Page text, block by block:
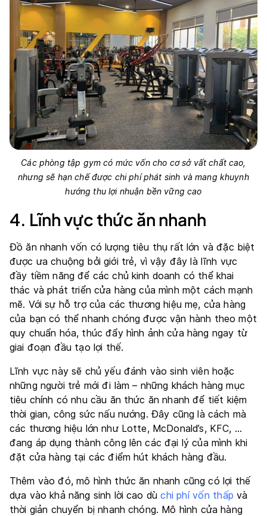
Các phòng tập gym có mức vốn cho cơ sở vất chất cao,
nhưng sẽ hạn chế được chi phí phát sinh và mang khuynh
hướng thu lợi nhuận bền vững cao
4. Lĩnh vực thức ăn nhanh
Đồ ăn nhanh vốn có lượng tiêu thụ rất lớn và đặc biệt
được ưa chuộng bởi giới trẻ, vì vậy đây là lĩnh vực
đầy tiềm năng để các chủ kinh doanh có thể khai
thác và phát triển cửa hàng của mình một cách mạnh
mẽ. Với sự hỗ trợ của các thương hiệu mẹ, cửa hàng
của bạn có thể nhanh chóng được vận hành theo một
quy chuẩn hóa, thúc đẩy hình ảnh cửa hàng ngay từ
giai đoạn đầu tạo lợi thế.
Lĩnh vực này sẽ chủ yếu đánh vào sinh viên hoặc
những người trẻ mới đi làm – những khách hàng mục
tiêu chính có nhu cầu ăn thức ăn nhanh để tiết kiệm
thời gian, công sức nấu nướng. Đây cũng là cách mà
các thương hiệu lớn như Lotte, McDonald’s, KFC, …
đang áp dụng thành công lên các đại lý của mình khi
đặt cửa hàng tại các điểm hút khách hàng đầu.
Thêm vào đó, mô hình thức ăn nhanh cũng có lợi thế
dựa vào khả năng sinh lời cao dùchi phí vốn thấp và
thời giản chuyển bị nhanh chóng. Mô hình cửa hàng